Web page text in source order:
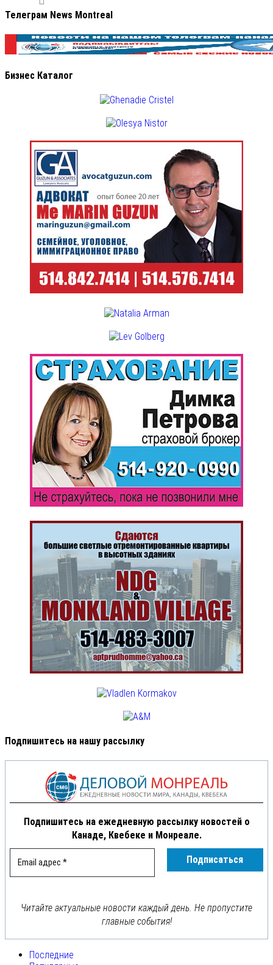
Телеграм News Montreal
Бизнес Каталог
Подпишитесь на нашу рассылку
Подпишитесь на ежедневную рассылку новостей о
Канаде, Квебеке и Монреале.
Читайте актуальные новости каждый день. Не пропустите
главные события!
Последние